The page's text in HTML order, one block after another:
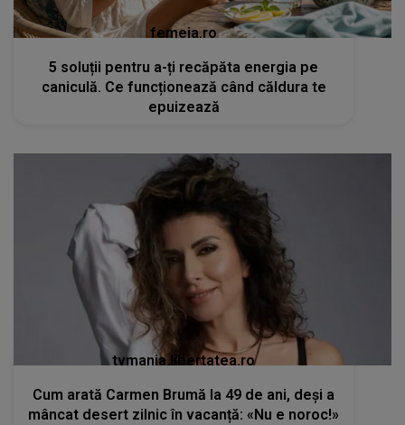
femeia.ro
5 soluții pentru a-ți recăpăta energia pe
caniculă. Ce funcționează când căldura te
epuizează
tvmania.libertatea.ro
Cum arată Carmen Brumă la 49 de ani, deși a
mâncat desert zilnic în vacanță: «Nu e noroc!»